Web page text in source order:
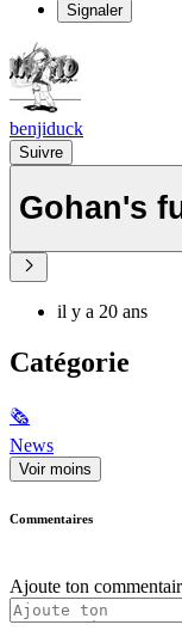
Signaler
benjiduck
Suivre
Gohan's
il y a 20 ans
Catégorie
🗞
News
Voir moins
Commentaires
Ajoute ton